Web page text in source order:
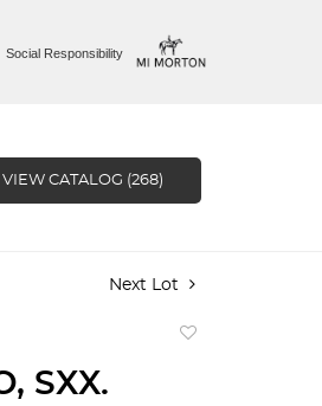
Social Responsibility
VIEW CATALOG (268)
Next Lot
SXX.